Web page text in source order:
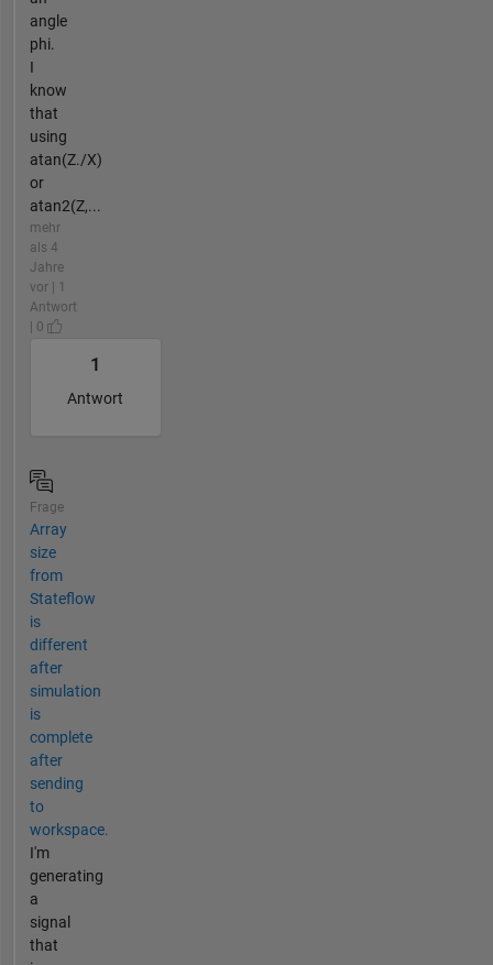
angle
phi.
I
know
that
using
atan(Z./X)
or
atan2(Z,...
mehr
als 4
Jahre
vor | 1
Antwort
| 0
1
Antwort
Frage
Array
size
from
Stateflow
is
different
after
simulation
is
complete
after
sending
to
workspace.
I'm
generating
a
signal
that